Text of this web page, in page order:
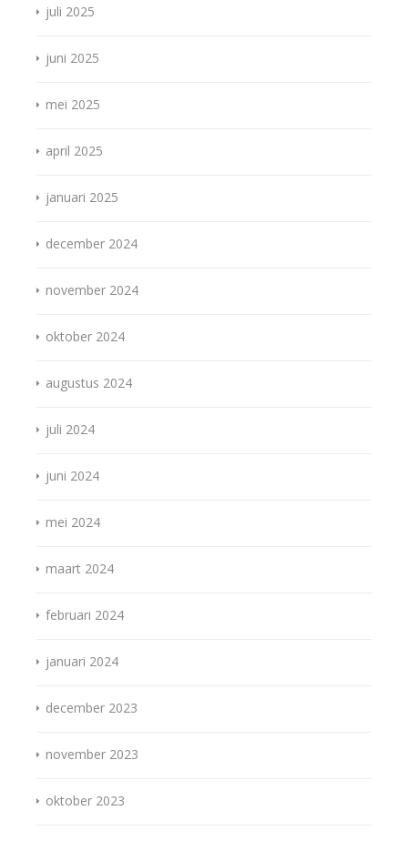
juli 2025
juni 2025
mei 2025
april 2025
januari 2025
december 2024
november 2024
oktober 2024
augustus 2024
juli 2024
juni 2024
mei 2024
maart 2024
februari 2024
januari 2024
december 2023
november 2023
oktober 2023